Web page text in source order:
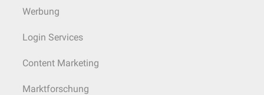
Werbung
Login Services
Content Marketing
Marktforschung